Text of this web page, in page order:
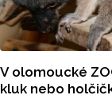
V olomoucké
kluk nebo